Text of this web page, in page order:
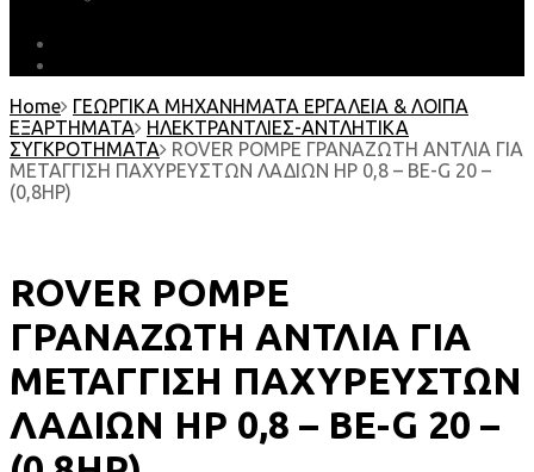
Home
ΓΕΩΡΓΙΚΑ ΜΗΧΑΝΗΜΑΤΑ ΕΡΓΑΛΕΙΑ & ΛΟΙΠΑ
ΕΞΑΡΤΗΜΑΤΑ
ΗΛΕΚΤΡΑΝΤΛΙΕΣ-ΑΝΤΛΗΤΙΚΑ
ΣΥΓΚΡΟΤΗΜΑΤΑ
ROVER POMPE ΓΡΑΝΑΖΩΤΗ ΑΝΤΛΙΑ ΓΙΑ
ΜΕΤΑΓΓΙΣΗ ΠΑΧΥΡΕΥΣΤΩΝ ΛΑΔΙΩΝ HP 0,8 – BE-G 20 –
(0,8HP)
ROVER POMPE
ΓΡΑΝΑΖΩΤΗ ΑΝΤΛΙΑ ΓΙΑ
ΜΕΤΑΓΓΙΣΗ ΠΑΧΥΡΕΥΣΤΩΝ
ΛΑΔΙΩΝ HP 0,8 – BE-G 20 –